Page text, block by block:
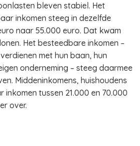
bleven stabiel. Het
inkomen steeg in dezelfde
naar 55.000 euro. Dat kwam
Het besteedbare inkomen –
met hun baan, hun
onderneming – steeg daarmee
Middeninkomens, huishoudens
inkomen tussen 21.000 en 70.000
over.